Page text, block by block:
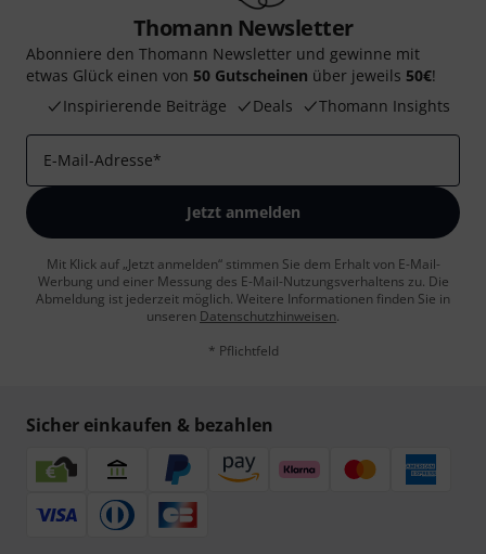
Thomann Newsletter
Abonniere den Thomann Newsletter und gewinne mit
etwas Glück einen von 50 Gutscheinen über jeweils 50€!
Inspirierende Beiträge
Deals Thomann Insights
E-Mail-Adresse*
Jetzt anmelden
Mit Klick auf „Jetzt anmelden“ stimmen Sie dem Erhalt von E-Mail-
Werbung und einer Messung des E-Mail-Nutzungsverhaltens zu. Die
Abmeldung ist jederzeit möglich. Weitere Informationen finden Sie in
unseren Datenschutzhinweisen.
* Pflichtfeld
Sicher einkaufen & bezahlen